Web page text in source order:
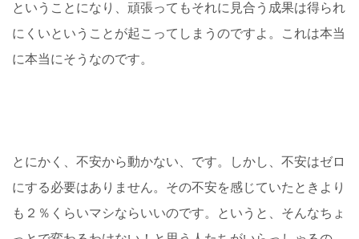
ということになり、頑張ってもそれに見合う成果は得られ
にくいということが起こってしまうのですよ。これは本当
に本当にそうなのです。
とにかく、不安から動かない、です。しかし、不安はゼロ
にする必要はありません。その不安を感じていたときより
も２％くらいマシならいいのです。というと、そんなちょ